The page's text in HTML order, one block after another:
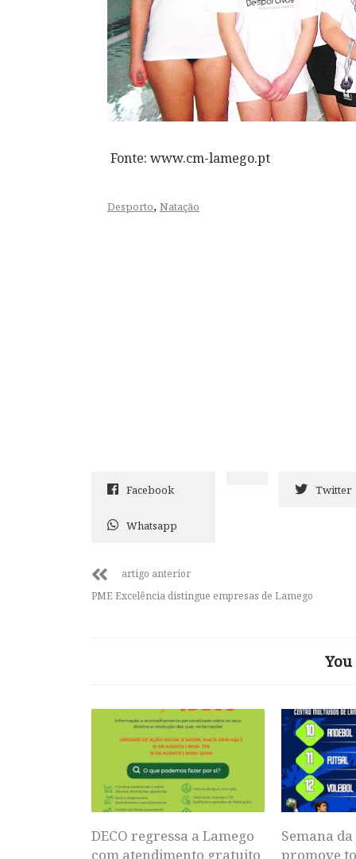
Fonte: www.cm-lamego.pt
Desporto, Natação
Facebook Twitter
Whatsapp
artigo anterior
PME Excelência distingue empresas de Lamego
DECO regressa a Lamego
com atendimento gratuito
Semana
promove